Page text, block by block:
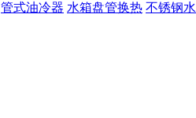
管式油冷器 水箱盘管换热 不锈钢